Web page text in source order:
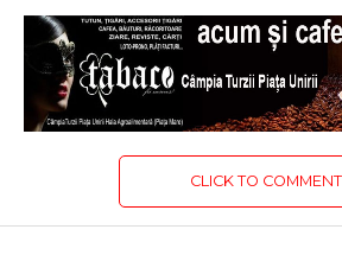
CLICK TO COMMENT